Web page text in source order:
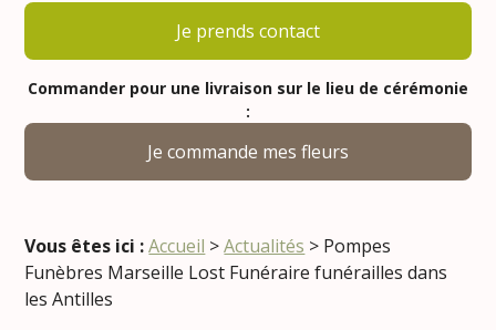
Je prends contact
Commander pour une livraison sur le lieu de cérémonie
:
Je commande mes fleurs
Vous êtes ici : Accueil >Actualités > Pompes
Funèbres Marseille Lost Funéraire funérailles dans
les Antilles